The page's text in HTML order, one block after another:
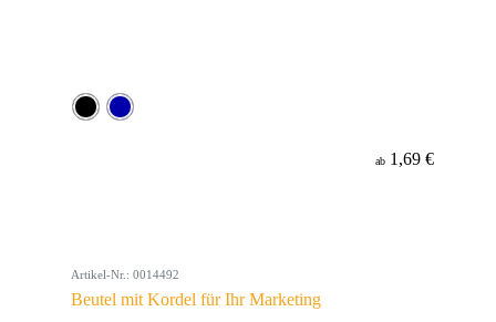
ab 1,69 €
Artikel-Nr.: 0014492
Beutel mit Kordel für Ihr Marketing